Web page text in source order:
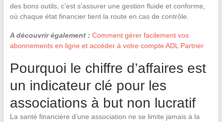
des bons outils, c’est s’assurer une gestion fluide et conforme,
où chaque état financier tient la route en cas de contrôle.
A découvrir également : Comment gérer facilement vos
abonnements en ligne et accéder à votre compte ADL Partner
Pourquoi le chiffre d’affaires est
un indicateur clé pour les
associations à but non lucratif
La santé financière d’une association ne se limite jamais à la